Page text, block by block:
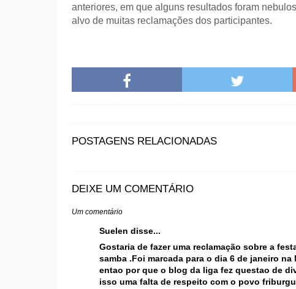
anteriores, em que alguns resultados foram
alvo de muitas reclamações dos participantes.
POSTAGENS RELACIONADAS
DEIXE UM COMENTÁRIO
Um comentário
Suelen disse...
Gostaria de fazer uma reclamação sobre a
samba .Foi marcada para o dia 6 de janeiro
entao por que o blog da liga fez questao de
isso uma falta de respeito com o povo